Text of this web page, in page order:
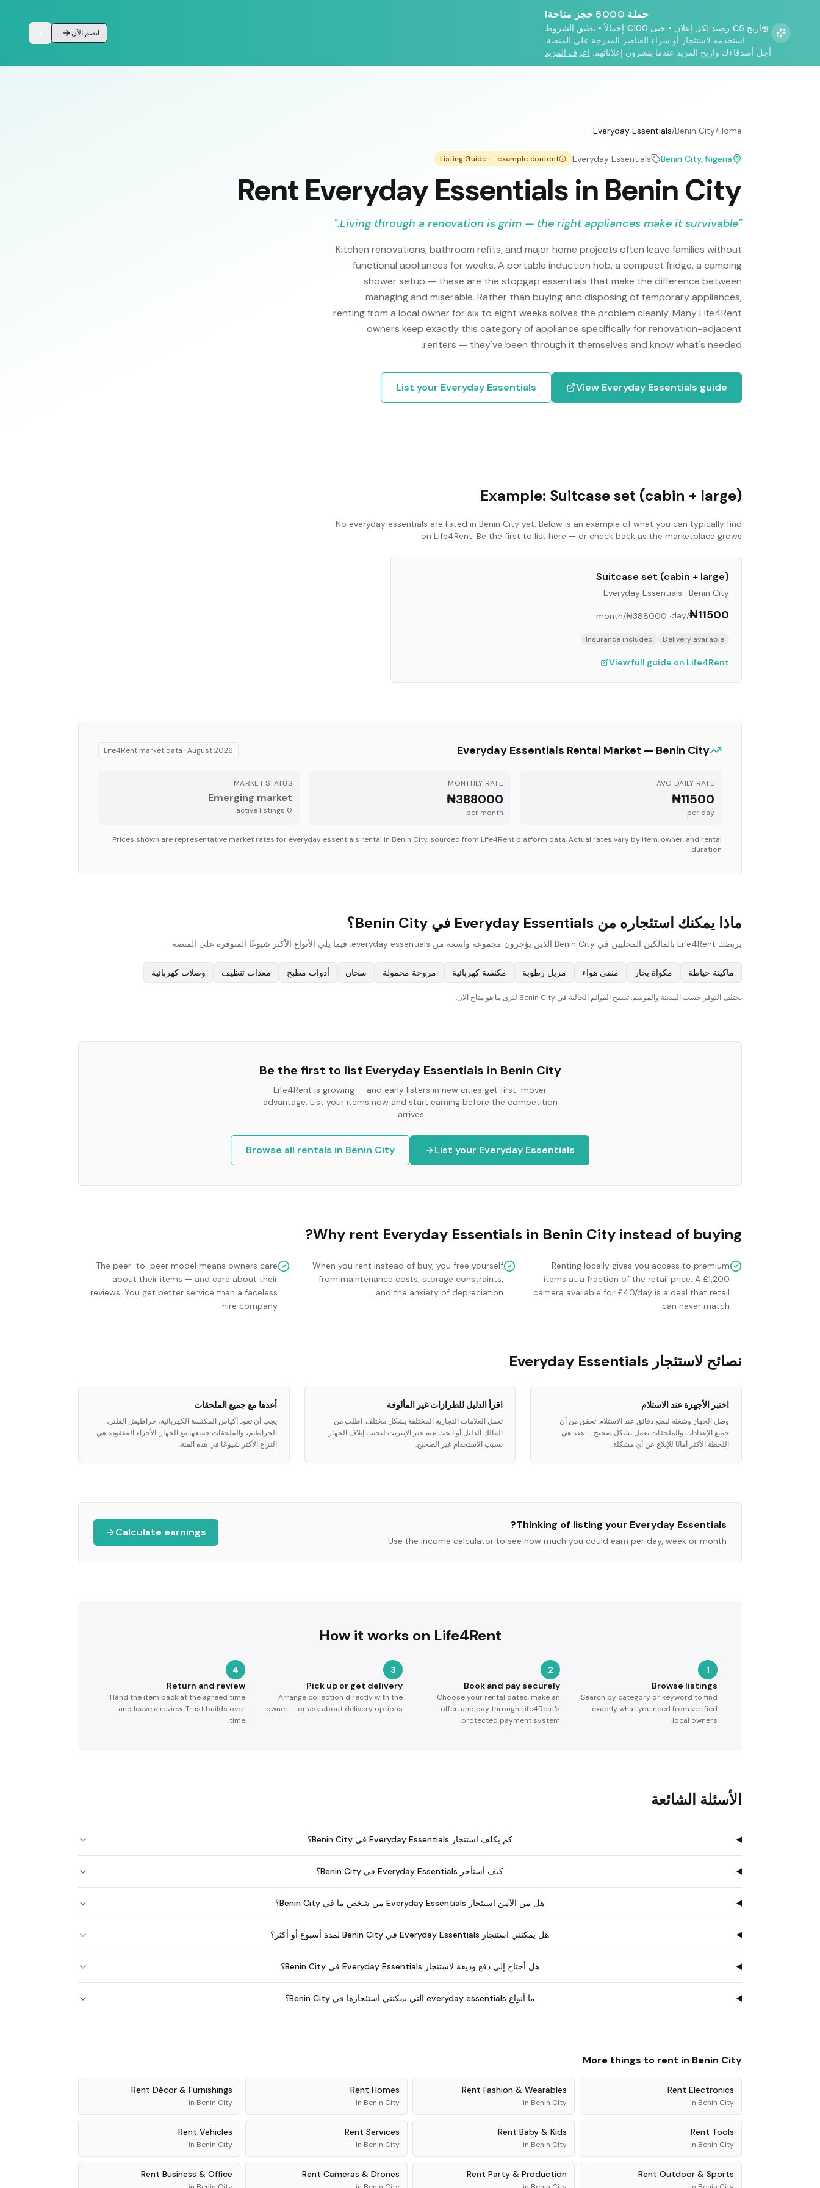
حملة 5000 حجز متاحة!
اربح 5€ رصيد لكل إعلان • حتى 100€ إجمالاً • تطبق الشروط
استخدمه لاستئجار أو شراء العناصر المدرجة على المنصة.
أحِل أصدقاءك واربح المزيد عندما ينشرون إعلاناتهم. اعرف المزيد
انضم الآن
Home
/
Benin City
/
Everyday Essentials
Benin City, Nigeria
Everyday Essentials
Listing Guide — example content
Rent Everyday Essentials in Benin City
"
Living through a renovation is grim — the right appliances make it survivable.
"
Kitchen renovations, bathroom refits, and major home projects often leave families without
functional appliances for weeks. A portable induction hob, a compact fridge, a camping
shower setup — these are the stopgap essentials that make the difference between
managing and miserable. Rather than buying and disposing of temporary appliances,
renting from a local owner for six to eight weeks solves the problem cleanly. Many Life4Rent
owners keep exactly this category of appliance specifically for renovation-adjacent
renters — they've been through it themselves and know what's needed.
View Everyday Essentials guide
List your Everyday Essentials
Example: Suitcase set (cabin + large)
No everyday essentials are listed in Benin City yet. Below is an example of what you can typically find
on Life4Rent. Be the first to list here — or check back as the marketplace grows.
Suitcase set (cabin + large)
Everyday Essentials · Benin City
₦11500
/day
·
₦388000
/month
Delivery available
Insurance included
View full guide on Life4Rent
Everyday Essentials Rental Market — Benin City
Life4Rent market data ·August 2026
AVG DAILY RATE
₦11500
per day
MONTHLY RATE
₦388000
per month
MARKET STATUS
Emerging market
0
s
Prices shown are representative market rates for everyday essentials rental in Benin City, sourced from Life4Rent platform data. Actual rates vary by item, owner, and rental
duration.
ماذا يمكنك استئجاره من Everyday Essentials في Benin City؟
يربطك Life4Rent بالمالكين المحليين في Benin City الذين يؤجرون مجموعة واسعة من everyday essentials. فيما يلي الأنواع الأكثر شيوعًا المتوفرة على المنصة:
ماكينة خياطة مكواة بخار منقي هواء مزيل رطوبة مكنسة كهربائية مروحة محمولة سخان أدوات مطبخ معدات تنظيف وصلات كهربائية
يختلف التوفر حسب المدينة والموسم. تصفح القوائم الحالية في Benin City لترى ما هو متاح الآن.
Be the first to list Everyday Essentials in Benin City
Life4Rent is growing — and early listers in new cities get first-mover
advantage. List your items now and start earning before the competition
arrives.
List your Everyday Essentials
Browse all rentals in Benin City
Why rent Everyday Essentials in Benin City instead of buying?
Renting locally gives you access to premium
items at a fraction of the retail price. A £1,200
camera available for £40/day is a deal that retail
can never match.
When you rent instead of buy, you free yourself
from maintenance costs, storage constraints,
and the anxiety of depreciation.
The peer-to-peer model means owners care
about their items — and care about their
reviews. You get better service than a faceless
hire company.
نصائح لاستئجار Everyday Essentials
اختبر الأجهزة عند الاستلام
وصل الجهاز وشغله لبضع دقائق عند الاستلام. تحقق من أن
جميع الإعدادات والملحقات تعمل بشكل صحيح — هذه هي
اللحظة الأكثر أمانًا للإبلاغ عن أي مشكلة.
اقرأ الدليل للطرازات غير المألوفة
تعمل العلامات التجارية المختلفة بشكل مختلف. اطلب من
المالك الدليل أو ابحث عنه عبر الإنترنت لتجنب إتلاف الجهاز
بسبب الاستخدام غير الصحيح.
أعدها مع جميع الملحقات
يجب أن تعود أكياس المكنسة الكهربائية، خراطيش الفلتر،
الخراطيم، والملحقات جميعها مع الجهاز. الأجزاء المفقودة هي
النزاع الأكثر شيوعًا في هذه الفئة.
Thinking of listing your Everyday Essentials
?
Use the income calculator to see how much you could earn per day, week or month.
Calculate earnings
How it works on Life4Rent
1
Browse listings
Search by category or keyword to find
exactly what you need from verified
local owners.
2
Book and pay securely
Choose your rental dates, make an
offer, and pay through Life4Rent's
protected payment system.
3
Pick up or get delivery
Arrange collection directly with the
owner — or ask about delivery options.
4
Return and review
Hand the item back at the agreed time
and leave a review. Trust builds over
time.
الأسئلة الشائعة
كم يكلف استئجار Everyday Essentials في Benin City؟
كيف أستأجر Everyday Essentials في Benin City؟
هل من الآمن استئجار Everyday Essentials من شخص ما في Benin City؟
هل يمكنني استئجار Everyday Essentials في Benin City لمدة أسبوع أو أكثر؟
هل أحتاج إلى دفع وديعة لاستئجار Everyday Essentials في Benin City؟
ما أنواع everyday essentials التي يمكنني استئجارها في Benin City؟
More things to rent in Benin City
Rent Electronics
in Benin City
Rent Fashion & Wearables
in Benin City
Rent Homes
in Benin City
Rent Décor & Furnishings
in Benin City
Rent Tools
in Benin City
Rent Baby & Kids
in Benin City
Rent Services
in Benin City
Rent Vehicles
in Benin City
Rent Outdoor & Sports
Rent Party & Production
Rent Cameras & Drones
Rent Business & Office